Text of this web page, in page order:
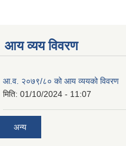
आय व्यय विवरण
आ.व. २०७९/८० को आय व्ययको विवरण
मिति: 01/10/2024 - 11:07
अन्य